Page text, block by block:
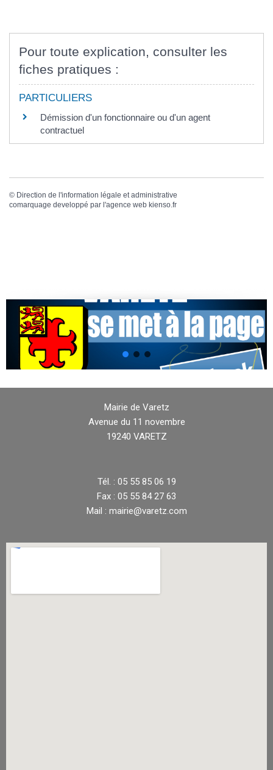
Pour toute explication, consulter les
fiches pratiques :
PARTICULIERS
Démission d'un fonctionnaire ou d'un agent
contractuel
© Direction de l'information légale et administrative
comarquage developpé par l'agence web kienso.fr
Mairie de Varetz
Avenue du 11 novembre
19240 VARETZ
Tél. : 05 55 85 06 19
Fax : 05 55 84 27 63
Mail : mairie@varetz.com